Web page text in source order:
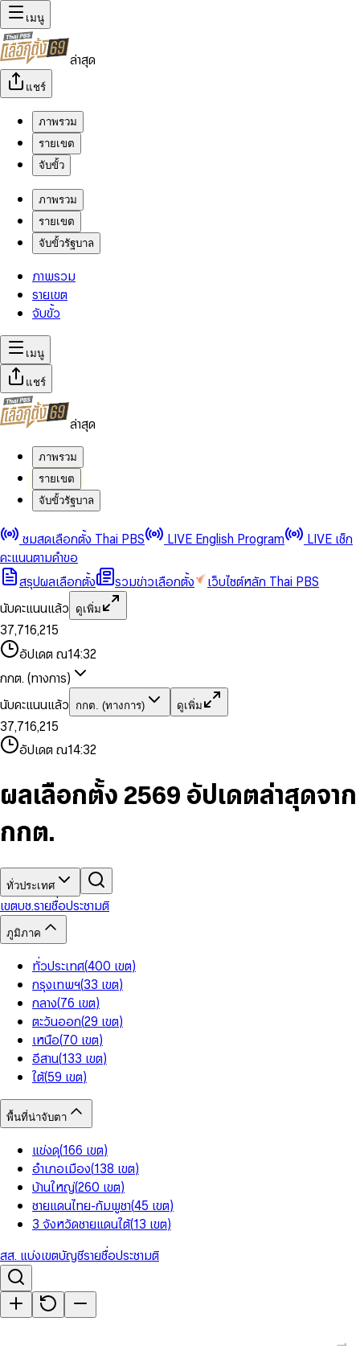
เมนู
ล่าสุด
แชร์
ภาพรวม
รายเขต
จับขั้ว
ภาพรวม
รายเขต
จับขั้วรัฐบาล
ภาพรวม
รายเขต
จับขั้ว
เมนู
แชร์
ล่าสุด
ภาพรวม
รายเขต
จับขั้วรัฐบาล
ชมสดเลือกตั้ง Thai PBS LIVE English Program
LIVE เช็ก
คะแนนตามคำขอ
สรุปผลเลือกตั้ง
รวมข่าวเลือกตั้ง
เว็บไซต์หลัก Thai PBS
นับคะแนนแล้ว
ดูเพิ่ม
0
1
2
3
4
5
6
8
9
0
1
2
3
4
5
6
7
8
9
,
0
1
2
4
6
7
8
9
0
1
2
3
4
5
6
7
8
9
0
1
3
5
6
7
8
9
,
1
2
4
5
7
8
9
0
1
3
4
6
7
8
9
0
2
3
4
5
7
8
อัปเดต ณ14:32
กกต. (ทางการ)
นับคะแนนแล้ว
กกต. (ทางการ) ดูเพิ่ม
0
1
2
3
4
5
7
8
0
1
2
4
5
6
7
8
9
,
0
1
2
4
6
7
8
9
0
1
2
3
5
6
8
9
0
1
3
5
6
7
8
,
1
2
4
6
7
9
0
1
3
5
6
8
9
0
2
3
4
5
7
9
อัปเดต ณ14:32
ผลเลือกตั้ง 2569 อัปเดตล่าสุดจาก
กกต.
ทั่วประเทศ
เขตบช.รายชื่อประชามติ
ภูมิภาค
ทั่วประเทศ(400 เขต)
กรุงเทพฯ(33 เขต)
กลาง(76 เขต)
ตะวันออก(29 เขต)
เหนือ(70 เขต)
อีสาน(133 เขต)
ใต้(59 เขต)
พื้นที่น่าจับตา
แข่งดุ(166 เขต)
อำเภอเมือง(138 เขต)
บ้านใหญ่(260 เขต)
ชายแดนไทย-กัมพูชา(45 เขต)
3 จังหวัดชายแดนใต้(13 เขต)
สส. แบ่งเขตบัญชีรายชื่อประชามติ